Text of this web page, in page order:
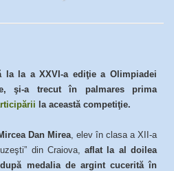
la la a XXVI-a ediţie a Olimpiadei
şi-a trecut în palmares prima
la această competiţie.
Dan Mirea, elev în clasa a XII-a
din Craiova, aflat la al doilea
medalia de argint cucerită în